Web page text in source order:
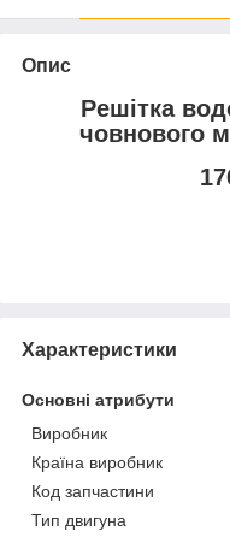
Опис
Решітка
човнового
Характеристики
Основні атрибути
Виробник
Країна виробник
Код запчастини
Тип двигуна